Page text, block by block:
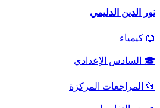
نور الدين الدليمي
📖 كيمياء
🎓 السادس الإعدادي
📂 المراجعات المركزة